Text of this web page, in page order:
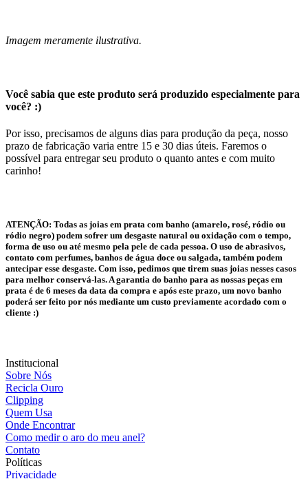
Imagem meramente ilustrativa.
Você sabia que este produto será produzido especialmente para
você? :)
Por isso, precisamos de alguns dias para produção da peça, nosso
prazo de fabricação varia entre 15 e 30 dias úteis. Faremos o
possível para entregar seu produto o quanto antes e com muito
carinho!
ATENÇÃO: Todas as joias em prata com banho (amarelo, rosé, ródio ou
ródio negro) podem sofrer um desgaste natural ou oxidação com o tempo,
forma de uso ou até mesmo pela pele de cada pessoa. O uso de abrasivos,
contato com perfumes, banhos de água doce ou salgada, também podem
antecipar esse desgaste. Com isso, pedimos que tirem suas joias nesses casos
para melhor conservá-las. A garantia do banho para as nossas peças em
prata é de 6 meses da data da compra e após este prazo, um novo banho
poderá ser feito por nós mediante um custo previamente acordado com o
cliente :)
Institucional
Sobre Nós
Recicla Ouro
Clipping
Quem Usa
Onde Encontrar
Como medir o aro do meu anel?
Contato
Políticas
Privacidade